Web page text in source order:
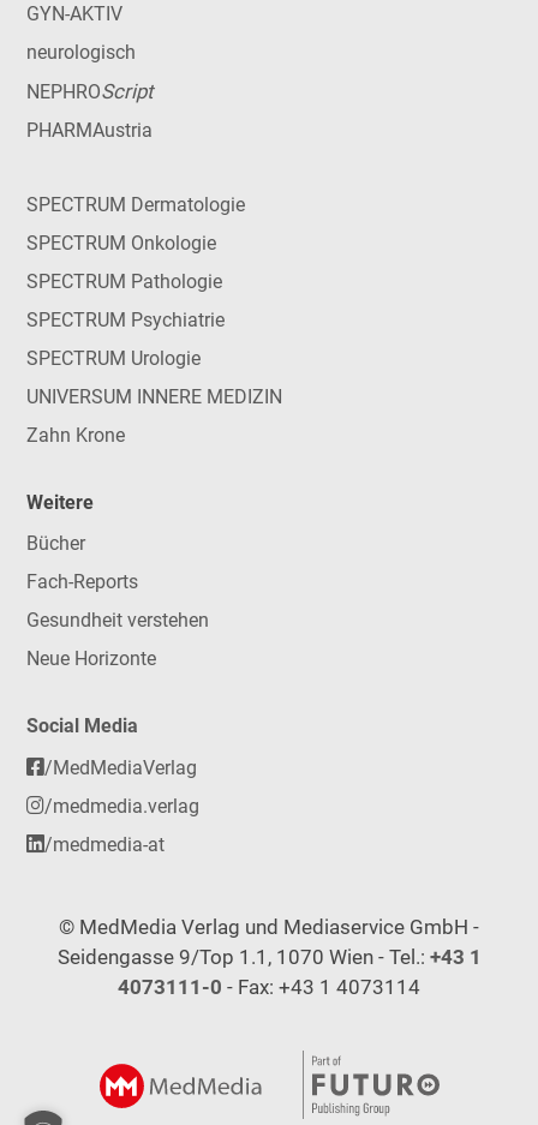
GYN-AKTIV
neurologisch
NEPHROScript
PHARMAustria
SPECTRUM Dermatologie
SPECTRUM Onkologie
SPECTRUM Pathologie
SPECTRUM Psychiatrie
SPECTRUM Urologie
UNIVERSUM INNERE MEDIZIN
Zahn Krone
Weitere
Bücher
Fach-Reports
Gesundheit verstehen
Neue Horizonte
Social Media
/MedMediaVerlag
/medmedia.verlag
/medmedia-at
© MedMedia Verlag und Mediaservice GmbH -
Seidengasse 9/Top 1.1, 1070 Wien - Tel.: +43 1
4073111-0 - Fax: +43 1 4073114